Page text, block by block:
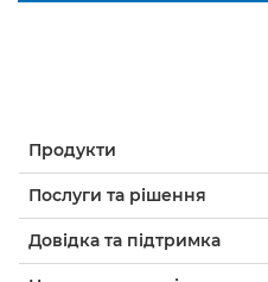
Продукти
Послуги та рішення
Довідка та підтримка